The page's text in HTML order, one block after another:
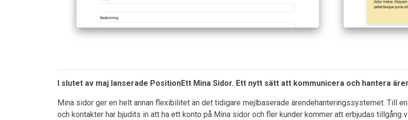
I slutet av maj lanserade PositionEtt Mina Sidor. Ett nytt sätt att kommunicera och hantera
Mina sidor ger en helt annan flexibilitet än det tidigare mejlbaserade ärendehanteringssystemet. Till
och kontakter har bjudits in att ha ett konto på Mina sidor och fler kunder kommer att erbjudas tillgång